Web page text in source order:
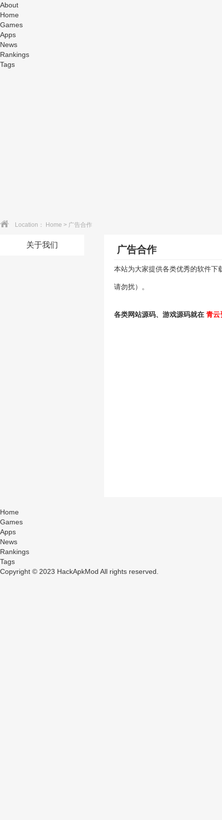
About
Home
Games
Apps
News
Rankings
Tags
Location： Home > 广告合作
关于我们 广告合作
本站为大家提供各类优秀的软件下
请勿扰）。
各类网站源码、游戏源码就在 青云
Home
Games
Apps
News
Rankings
Tags
Copyright © 2023 HackApkMod All rights reserved.